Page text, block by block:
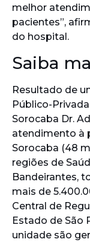
melhor
pacientes”,
do hospital.
Saiba
Resultado de
Público-
Sorocaba Dr.
atendimento à
Sorocaba (48
regiões de
Bandeirantes,
mais de
Central de
Estado de São
unidade são